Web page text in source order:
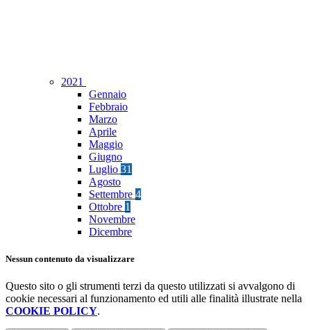
2021
Gennaio
Febbraio
Marzo
Aprile
Maggio
Giugno
Luglio 31
Agosto
Settembre 4
Ottobre 1
Novembre
Dicembre
Nessun contenuto da visualizzare
Questo sito o gli strumenti terzi da questo utilizzati si avvalgono di
cookie necessari al funzionamento ed utili alle finalità illustrate nella
COOKIE POLICY.